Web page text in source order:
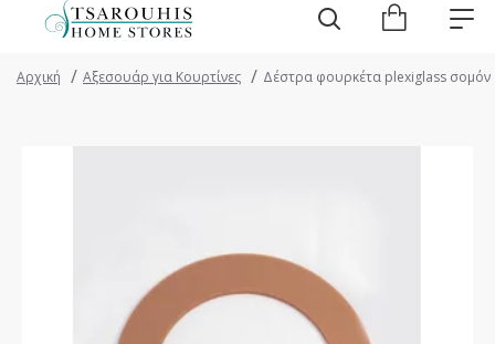
Αρχική Αξεσουάρ για Κουρτίνες Δέστρα φουρκέτα plexiglass σομόν